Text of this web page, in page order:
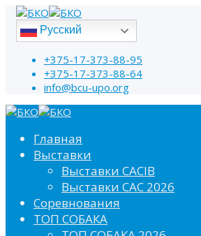
Русский
+375-17-373-88-95
+375-17-373-88-64
info@bcu-upo.org
Главная
Выставки
Выставки CACIB
Выставки САС 2026
Соревнования
ТОП СОБАКА